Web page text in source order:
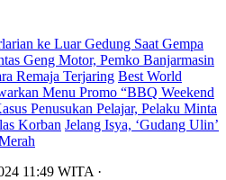
ke Luar Gedung Saat Gempa
Geng Motor, Pemko Banjarmasin
Remaja Terjaring Best World
Menu Promo “BBQ Weekend
Penusukan Pelajar, Pelaku Minta
Korban Jelang Isya, ‘Gudang Ulin’
11:49 WITA ·